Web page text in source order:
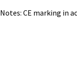
Notes: CE marking in